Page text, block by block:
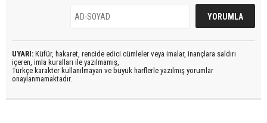
UYARI: Küfür, hakaret, rencide edici cümleler veya imalar, inançlara saldırı
içeren, imla kuralları ile yazılmamış,
Türkçe karakter kullanılmayan ve büyük harflerle yazılmış yorumlar
onaylanmamaktadır.